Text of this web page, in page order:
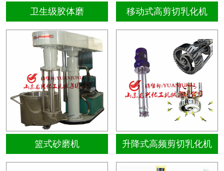
卫生级胶体磨
篮式砂磨机
移动式高剪切乳化机
升降式高频剪切乳化机